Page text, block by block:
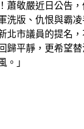
蕭敬嚴近日公告
洗版、仇恨與霸凌
北市議員的提名
歸平靜，更希望
。」